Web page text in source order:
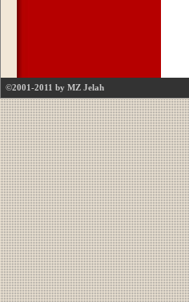
©2001-2011 by MZ Jelah